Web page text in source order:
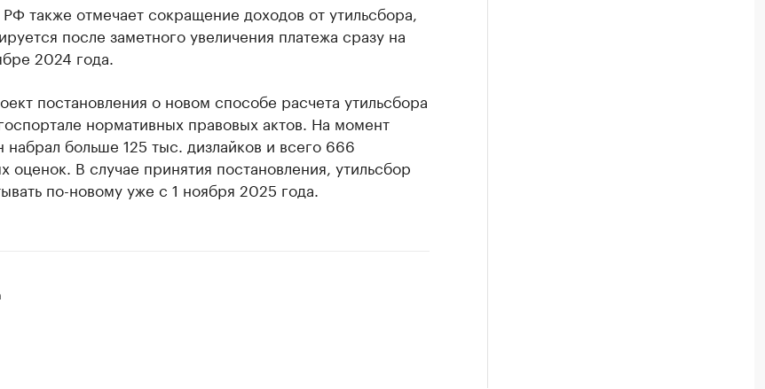
также отмечает сокращение доходов от утильсбора,
после заметного увеличения платежа сразу на
2024 года.
постановления о новом способе расчета утильсбора
нормативных правовых актов. На момент
набрал больше 125 тыс. дизлайков и всего 666
оценок. В случае принятия постановления, утильсбор
по-новому уже с 1 ноября 2025 года.